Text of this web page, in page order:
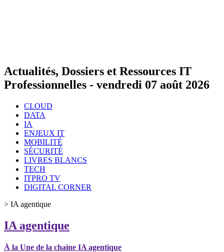
Actualités, Dossiers et Ressources IT
Professionnelles - vendredi 07 août 2026
CLOUD
DATA
IA
ENJEUX IT
MOBILITÉ
SÉCURITÉ
LIVRES BLANCS
TECH
ITPRO TV
DIGITAL CORNER
> IA agentique
IA agentique
À la Une de la chaine IA agentique